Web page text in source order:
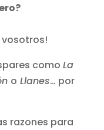
vosotros!
comoLa
o Llanes… por
razones para